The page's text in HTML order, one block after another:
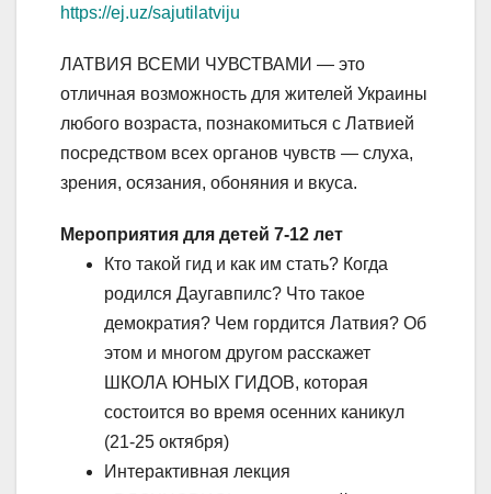
https://ej.uz/sajutilatviju
ЛАТВИЯ ВСЕМИ ЧУВСТВАМИ — это
отличная возможность для жителей Украины
любого возраста, познакомиться с Латвией
посредством всех органов чувств — слуха,
зрения, осязания, обоняния и вкуса.
Мероприятия для детей 7-12 лет
Кто такой гид и как им стать? Когда
родился Даугавпилс? Что такое
демократия? Чем гордится Латвия? Об
этом и многом другом расскажет
ШКОЛА ЮНЫХ ГИДОВ, которая
состоится во время осенних каникул
(21-25 октября)
Интерактивная лекция